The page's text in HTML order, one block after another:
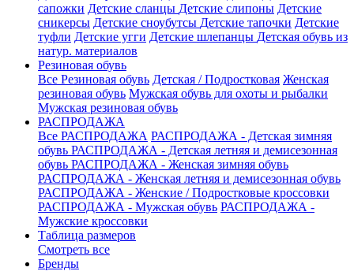
сапожки Детские сланцы Детские слипоны Детские
сникерсы Детские сноубутсы Детские тапочки Детские
туфли Детские угги Детские шлепанцы Детская обувь из
натур. материалов
Резиновая обувь
Все Резиновая обувь Детская / Подростковая Женская
резиновая обувь Мужская обувь для охоты и рыбалки
Мужская резиновая обувь
РАСПРОДАЖА
Все РАСПРОДАЖА РАСПРОДАЖА - Детская зимняя
обувь РАСПРОДАЖА - Детская летняя и демисезонная
обувь РАСПРОДАЖА - Женская зимняя обувь
РАСПРОДАЖА - Женская летняя и демисезонная обувь
РАСПРОДАЖА - Женские / Подростковые кроссовки
РАСПРОДАЖА - Мужская обувь РАСПРОДАЖА -
Мужские кроссовки
Таблица размеров
Смотреть все
Бренды